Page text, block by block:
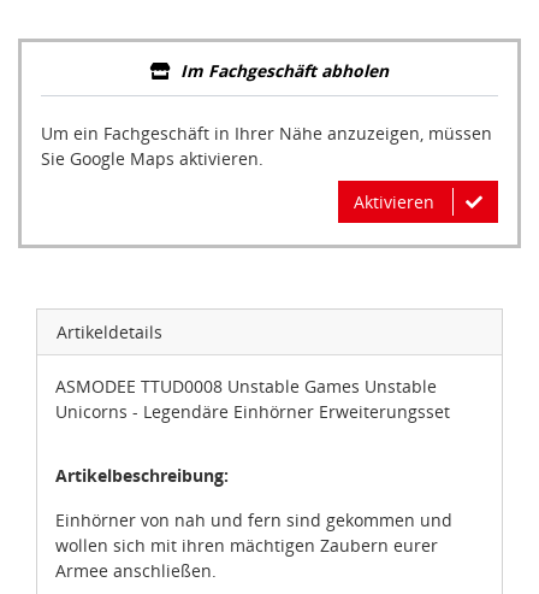
Im Fachgeschäft abholen
Um ein Fachgeschäft in Ihrer Nähe anzuzeigen, müssen
Sie Google Maps aktivieren.
Aktivieren
Artikeldetails
ASMODEE TTUD0008 Unstable Games Unstable
Unicorns - Legendäre Einhörner Erweiterungsset
Artikelbeschreibung:
Einhörner von nah und fern sind gekommen und
wollen sich mit ihren mächtigen Zaubern eurer
Armee anschließen.